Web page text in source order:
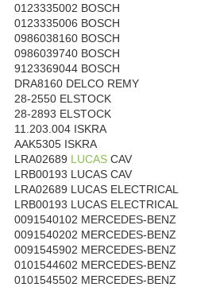
0123335002 BOSCH
0123335006 BOSCH
0986038160 BOSCH
0986039740 BOSCH
9123369044 BOSCH
DRA8160 DELCO REMY
28-2550 ELSTOCK
28-2893 ELSTOCK
11.203.004 ISKRA
AAK5305 ISKRA
LRA02689 LUCAS CAV
LRB00193 LUCAS CAV
LRA02689 LUCAS ELECTRICAL
LRB00193 LUCAS ELECTRICAL
0091540102 MERCEDES-BENZ
0091540202 MERCEDES-BENZ
0091545902 MERCEDES-BENZ
0101544602 MERCEDES-BENZ
0101545502 MERCEDES-BENZ